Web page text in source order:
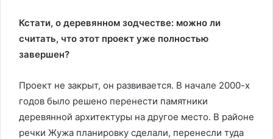
Кстати, о деревянном зодчестве: можно ли
считать, что этот проект уже полностью
завершен?
Проект не закрыт, он развивается. В начале 2000-х
годов было решено перенести памятники
деревянной архитектуры на другое место. В районе
речки Жужа планировку сделали, перенесли туда